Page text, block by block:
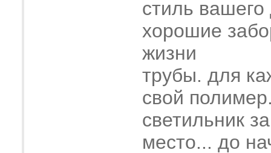
стиль
хорошие
жизни
трубы. для
свой
светильник
место... до